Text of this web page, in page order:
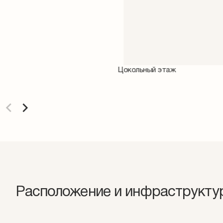
Цокольный этаж
Расположение и